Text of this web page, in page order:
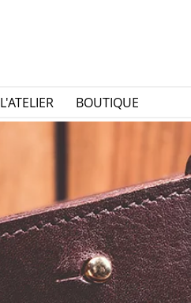
L'ATELIER BOUTIQUE